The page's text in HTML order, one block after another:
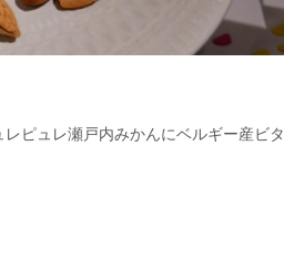
ピュレ瀬戸内みかんにベルギー産ビタ